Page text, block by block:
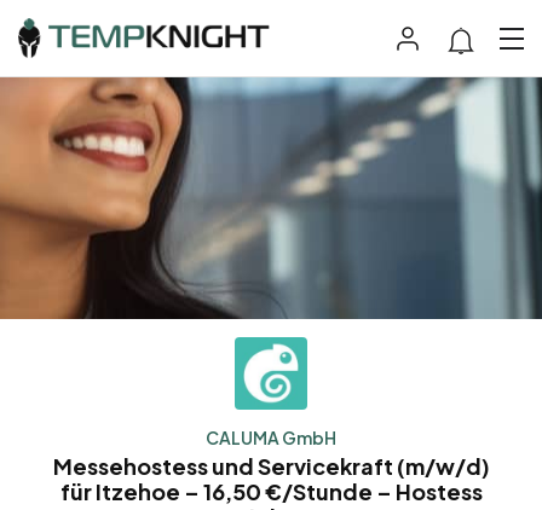
CALUMA GmbH
Messehostess und Servicekraft (m/w/d)
für Itzehoe – 16,50 €/Stunde – Hostess